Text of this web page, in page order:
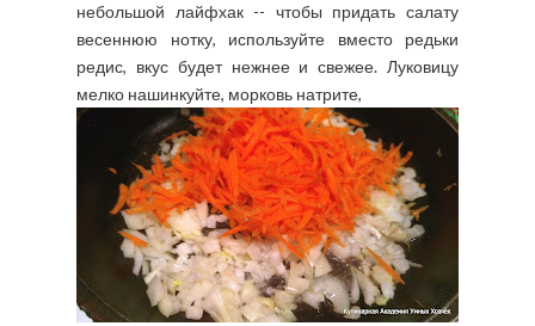
небольшой лайфхак -- чтобы придать салату
весеннюю нотку, используйте вместо редьки
редис, вкус будет нежнее и свежее. Луковицу
мелко нашинкуйте, морковь натрите,